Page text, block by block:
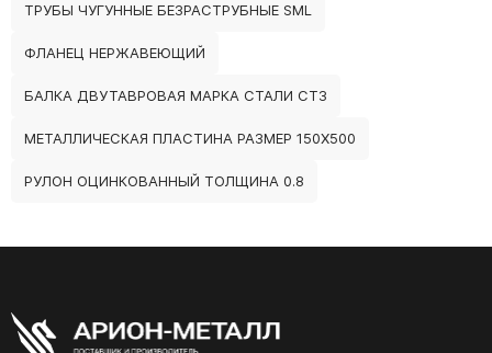
ТРУБЫ ЧУГУННЫЕ БЕЗРАСТРУБНЫЕ SML
ФЛАНЕЦ НЕРЖАВЕЮЩИЙ
БАЛКА ДВУТАВРОВАЯ МАРКА СТАЛИ СТ3
МЕТАЛЛИЧЕСКАЯ ПЛАСТИНА РАЗМЕР 150Х500
РУЛОН ОЦИНКОВАННЫЙ ТОЛЩИНА 0.8